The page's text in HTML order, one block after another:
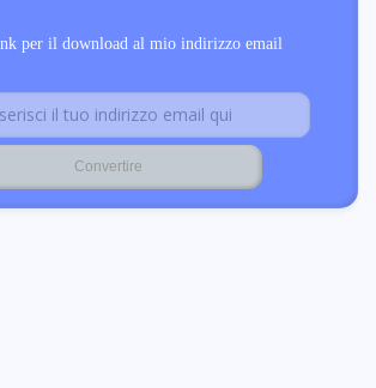
per il download al mio indirizzo email